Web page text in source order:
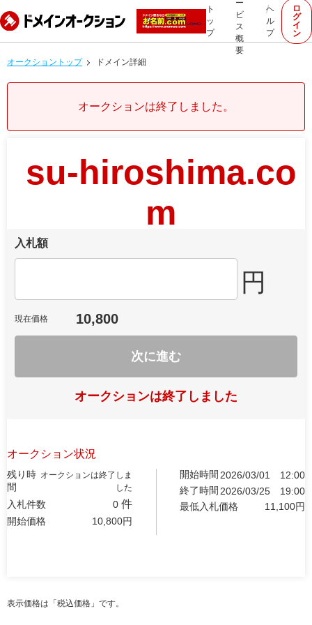
ト
ッ
プ
ー
ビ
ス
概
要
ヘ
ル
プ
ロ
グ
イ
ン
オークショントップ ドメイン詳細
オークションは終了しました。
su-hiroshima.co
m
入札額
円
現在価格 10,800
次に進む
オークションは終了しました
オークション状況
残り時
間
オークションは終了しま
した
入札件数 0 件
開始価格 10,800円
開始時間 2026/03/01
12:00
終了時間 2026/03/25
19:00
最低入札価格
11,100円
表示価格は「税込価格」です。